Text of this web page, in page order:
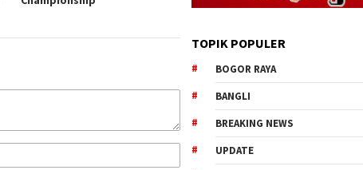
TOPIK POPULER
BOGOR RAYA
BANGLI
BREAKING NEWS
UPDATE